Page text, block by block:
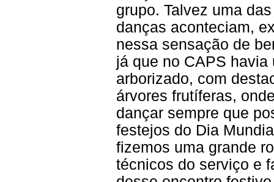
grupo. Talvez uma
danças aconteciam,
nessa sensação de
já que no CAPS
arborizado, com
árvores frutíferas,
dançar sempre que
festejos do Dia
fizemos uma grande
técnicos do serviço e